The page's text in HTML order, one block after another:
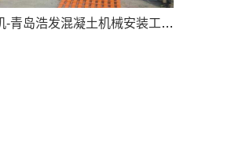
煤矿洗轮机-青岛浩发混凝土机械安装工程洗车...